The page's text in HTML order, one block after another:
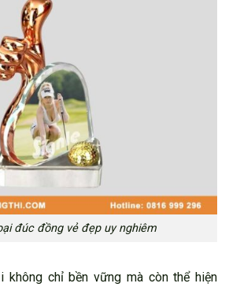
đúc đồng vẻ đẹp uy nghiêm
không chỉ bền vững mà còn thể hiện